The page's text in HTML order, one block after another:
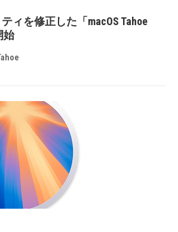
ィを修正した「macOS Tahoe
始